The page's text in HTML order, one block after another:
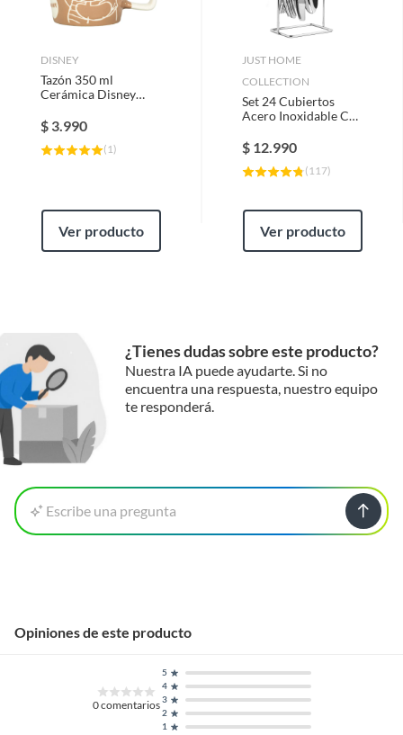
DISNEY
Tazón 350 ml
Cerámica Disney
$ 3.990
( 1)
Ver producto
JUST HOME
COLLECTION
Set 24 Cubiertos
Acero Inoxidable Con
$ 12.990
( 117)
Ver producto
¿Tienes dudas sobre este producto?
Nuestra IA puede ayudarte. Si no
encuentra una respuesta, nuestro equipo
te responderá.
Escribe una pregunta
Opiniones de este producto
0comentarios
1
2
3
4
5